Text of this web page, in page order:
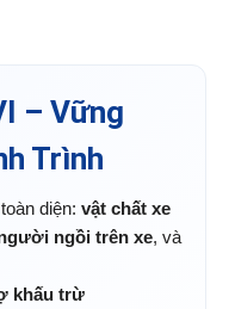
– Vững
Trình
diện: vật chất xe
ngồi trên xe, và
khấu trừ